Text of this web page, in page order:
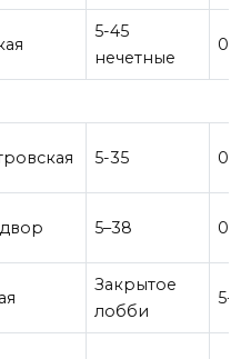
5-45
нечетные
0-
5-35 0-
5–38
Закрытое
лобби
5-